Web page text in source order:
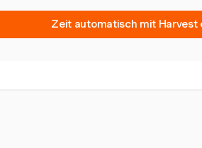
Zeit automatisch mit Harvest